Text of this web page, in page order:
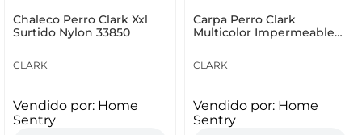
Chaleco Perro Clark Xxl
Surtido Nylon 33850
CLARK
Vendido por: Home
Sentry
Carpa Perro Clark
Multicolor Impermeable
CLARK
Vendido por: Home
Sentry